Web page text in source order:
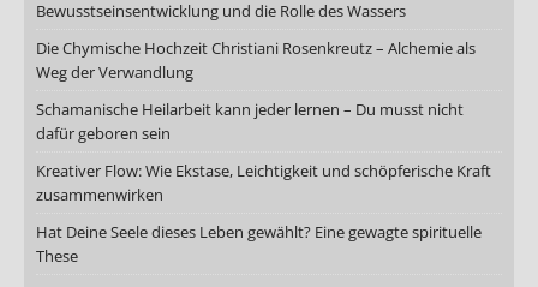
Bewusstseinsentwicklung und die Rolle des Wassers
Die Chymische Hochzeit Christiani Rosenkreutz – Alchemie als
Weg der Verwandlung
Schamanische Heilarbeit kann jeder lernen – Du musst nicht
dafür geboren sein
Kreativer Flow: Wie Ekstase, Leichtigkeit und schöpferische Kraft
zusammenwirken
Hat Deine Seele dieses Leben gewählt? Eine gewagte spirituelle
These